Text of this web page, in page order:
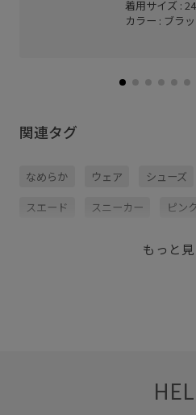
着用サイズ : 24
カラー : ブラ
関連タグ
なめらか ウェア シューズ
スエード スニーカー ピンク
もっと見